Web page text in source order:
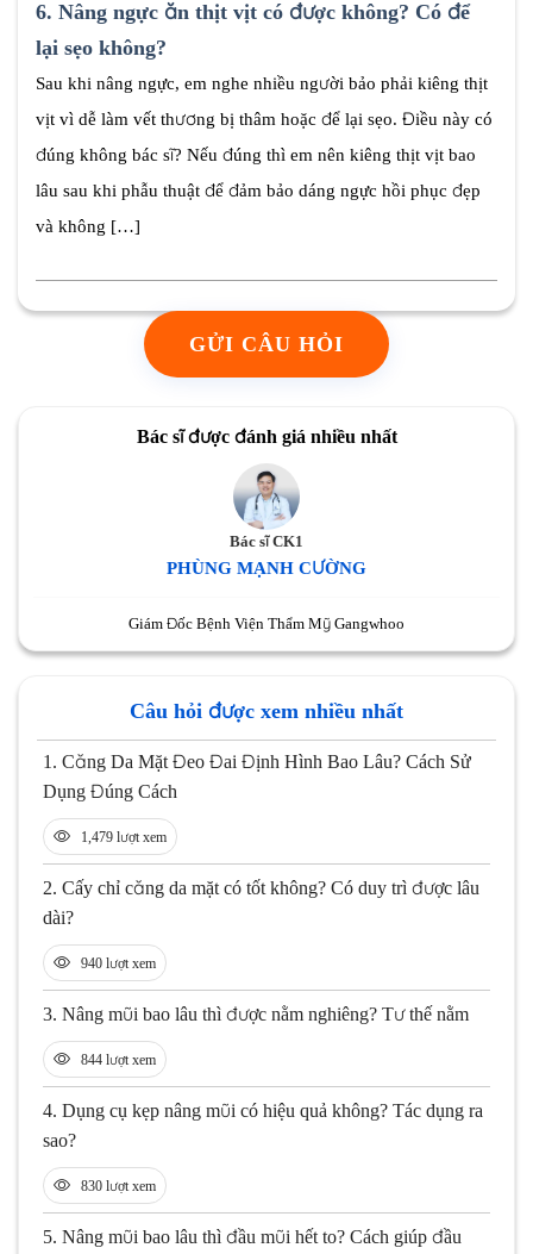
6. Nâng ngực ăn thịt vịt có được không? Có để
lại sẹo không?
Sau khi nâng ngực, em nghe nhiều người bảo phải kiêng thịt
vịt vì dễ làm vết thương bị thâm hoặc để lại sẹo. Điều này có
đúng không bác sĩ? Nếu đúng thì em nên kiêng thịt vịt bao
lâu sau khi phẫu thuật để đảm bảo dáng ngực hồi phục đẹp
và không […]
GỬI CÂU HỎI
Bác sĩ được đánh giá nhiều nhất
Bác sĩ CK1
PHÙNG MẠNH CƯỜNG
Giám Đốc Bệnh Viện Thẩm Mỹ Gangwhoo
Câu hỏi được xem nhiều nhất
1. Căng Da Mặt Đeo Đai Định Hình Bao Lâu? Cách Sử
Dụng Đúng Cách
1,479 lượt xem
2. Cấy chỉ căng da mặt có tốt không? Có duy trì được lâu
dài?
940 lượt xem
3. Nâng mũi bao lâu thì được nằm nghiêng? Tư thế nằm
844 lượt xem
4. Dụng cụ kẹp nâng mũi có hiệu quả không? Tác dụng ra
sao?
830 lượt xem
5. Nâng mũi bao lâu thì đầu mũi hết to? Cách giúp đầu